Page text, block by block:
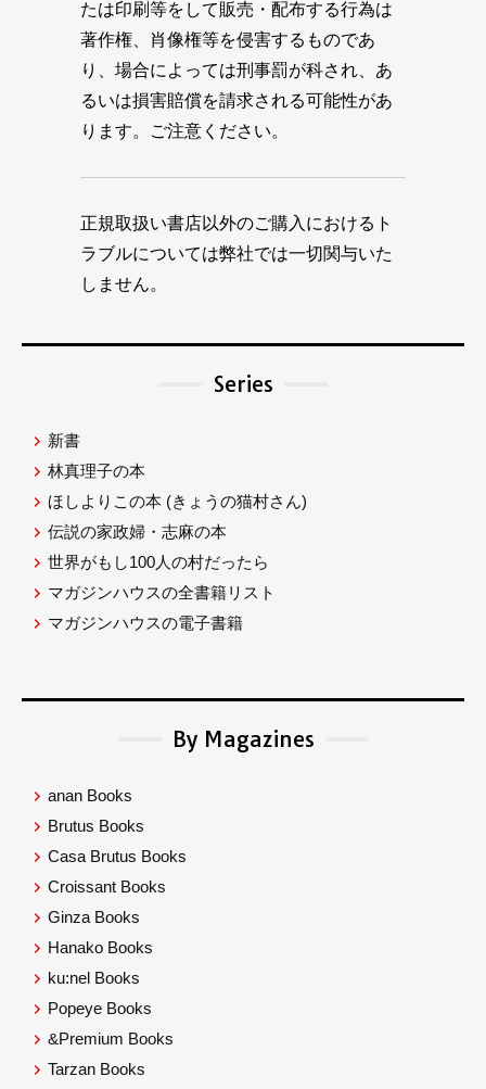
たは印刷等をして販売・配布する行為は
著作権、肖像権等を侵害するものであ
り、場合によっては刑事罰が科され、あ
るいは損害賠償を請求される可能性があ
ります。ご注意ください。
正規取扱い書店以外のご購入におけるト
ラブルについては弊社では一切関与いた
しません。
Series
新書
林真理子の本
ほしよりこの本 (きょうの猫村さん)
伝説の家政婦・志麻の本
世界がもし100人の村だったら
マガジンハウスの全書籍リスト
マガジンハウスの電子書籍
By Magazines
anan Books
Brutus Books
Casa Brutus Books
Croissant Books
Ginza Books
Hanako Books
ku:nel Books
Popeye Books
&Premium Books
Tarzan Books